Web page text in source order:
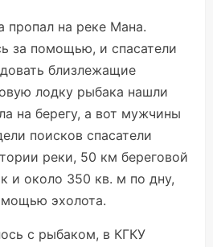
пропал на реке Мана.
за помощью, и спасатели
близлежащие
лодку рыбака нашли
на берегу, а вот мужчины
поисков спасатели
реки, 50 км береговой
и около 350 кв. м по дну,
эхолота.
с рыбаком, в КГКУ